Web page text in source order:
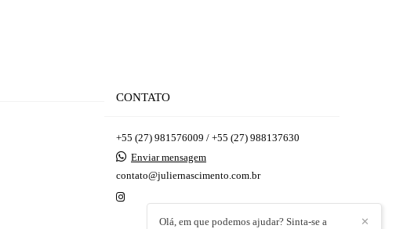
CONTATO
+55 (27) 981576009 / +55 (27) 988137630
Enviar mensagem
contato@juliernascimento.com.br
✕
Olá, em que podemos ajudar? Sinta-se a